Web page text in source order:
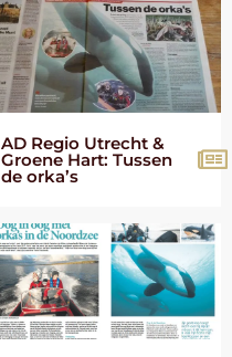
AD Regio Utrecht &
Groene Hart: Tussen
de orka’s